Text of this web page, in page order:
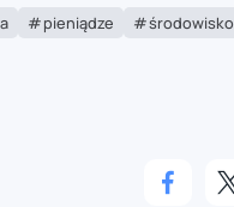
pieniądze środowisko